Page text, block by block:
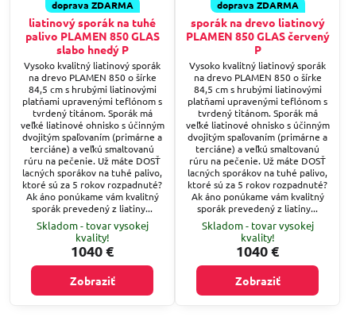
doprava ZDARMA
liatinový sporák na tuhé
palivo PLAMEN 850 GLAS
slabo hnedý P
Vysoko kvalitný liatinový sporák
na drevo PLAMEN 850 o šírke
84,5 cm s hrubými liatinovými
platňami upravenými teflónom s
tvrdený titánom. Sporák má
veľké liatinové ohnisko s účinným
dvojitým spaľovaním (primárne a
terciáne) a veľkú smaltovanú
rúru na pečenie. Už máte DOSŤ
lacných sporákov na tuhé palivo,
ktoré sú za 5 rokov rozpadnuté?
Ak áno ponúkame vám kvalitný
sporák prevedený z liatiny...
Skladom - tovar vysokej
kvality!
1040 €
Zobraziť
doprava ZDARMA
sporák na drevo liatinový
PLAMEN 850 GLAS červený
P
Vysoko kvalitný liatinový sporák
na drevo PLAMEN 850 o šírke
84,5 cm s hrubými liatinovými
platňami upravenými teflónom s
tvrdený titánom. Sporák má
veľké liatinové ohnisko s účinným
dvojitým spaľovaním (primárne a
terciáne) a veľkú smaltovanú
rúru na pečenie. Už máte DOSŤ
lacných sporákov na tuhé palivo,
ktoré sú za 5 rokov rozpadnuté?
Ak áno ponúkame vám kvalitný
sporák prevedený z liatiny...
Skladom - tovar vysokej
kvality!
1040 €
Zobraziť